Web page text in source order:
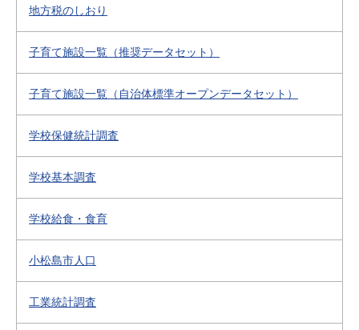
地方税のしおり
子育て施設一覧（推奨データセット）
子育て施設一覧（自治体標準オープンデータセット）
学校保健統計調査
学校基本調査
学校給食・食育
小松島市人口
工業統計調査